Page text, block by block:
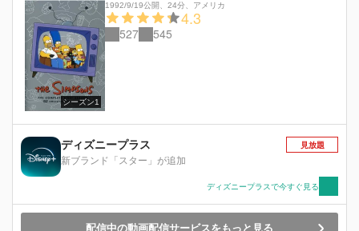
シーズン1
1992/9/19公開 24分 アメリカ
4.3
527 545
ディズニープラス
新ブランド「スター」が追加
見放題
ディズニープラスで今すぐ見る
配信中の動画配信サービスをもっと見る